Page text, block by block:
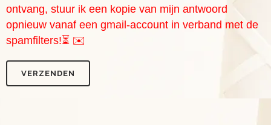
ontvang, stuur ik een kopie van mijn antwoord
opnieuw vanaf een gmail-account in verband met de
spamfilters!⏳ ✉️